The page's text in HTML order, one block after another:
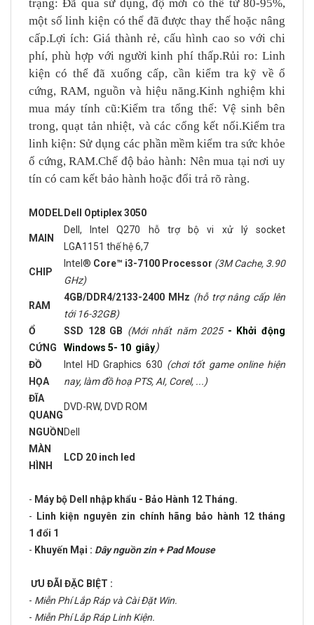
trạng: Đã qua sử dụng, độ mới có thể từ 80-95%,
một số linh kiện có thể đã được thay thế hoặc nâng
cấp.Lợi ích: Giá thành rẻ, cấu hình cao so với chi
phí, phù hợp với người kinh phí thấp.Rủi ro: Linh
kiện có thể đã xuống cấp, cần kiểm tra kỹ về ổ
cứng, RAM, nguồn và hiệu năng.Kinh nghiệm khi
mua máy tính cũ:Kiểm tra tổng thể: Vệ sinh bên
trong, quạt tản nhiệt, và các cổng kết nối.Kiểm tra
linh kiện: Sử dụng các phần mềm kiểm tra sức khỏe
ổ cứng, RAM.Chế độ bảo hành: Nên mua tại nơi uy
tín có cam kết bảo hành hoặc đổi trả rõ ràng.
MODEL Dell Optiplex 3050
MAIN
Dell, Intel Q270 hỗ trợ bộ vi xử lý socket
LGA1151 thế hệ 6,7
CHIP
Intel® Core™ i3-7100 Processor (3M Cache, 3.90
GHz)
RAM
4GB/DDR4/2133-2400 MHz (hỗ trợ nâng cấp lên
tới 16-32GB)
Ổ
CỨNG
SSD 128 GB (Mới nhất năm 2025- Khởi động
Windows 5- 10 giây)
ĐỒ
HỌA
Intel HD Graphics 630 (chơi tốt game online hiện
nay, làm đồ hoạ PTS, AI, Corel, ...)
ĐĨA
QUANG
DVD-RW, DVD ROM
NGUỒN Dell
MÀN
HÌNH
LCD 20 inch led
- Máy bộ Dell nhập khẩu - Bảo Hành 12 Tháng.
-
Linh kiện nguyên zin chính hãng bảo hành 12 tháng
1 đổi 1
- Khuyến Mại : Dây nguồn zin + Pad Mouse
ƯU ĐÃI ĐẶC BIỆT :
- Miễn Phí Lắp Ráp và Cài Đặt Win.
- Miễn Phí Lắp Ráp Linh Kiện.